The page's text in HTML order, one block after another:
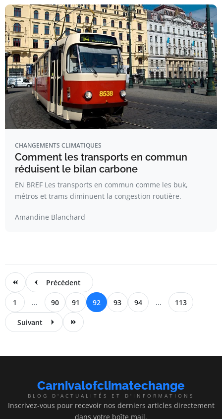
CHANGEMENTS CLIMATIQUES
Comment les transports en commun
réduisent le bilan carbone
EN BREF Les transports en commun comme les buk,
métros et trams diminuent la congestion routière.
Amandine Blanchard
Précédent
1 ... 90 91 92 93 94 ... 113
Suivant
Carnivalofclimatechange
BLOG D'ACTUALITÉS ET D'INFORMATIONS
Inscrivez-vous pour recevoir nos derniers articles directement
dans votre boîte mail.